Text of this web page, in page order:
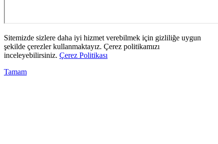
Sitemizde sizlere daha iyi hizmet verebilmek için gizliliğe uygun
şekilde çerezler kullanmaktayız. Çerez politikamızı
inceleyebilirsiniz. Çerez Politikası
Tamam